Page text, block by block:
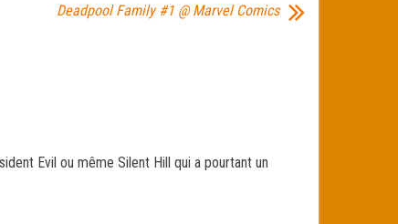
Deadpool Family #1 @ Marvel Comics
Evil ou même Silent Hill qui a pourtant un